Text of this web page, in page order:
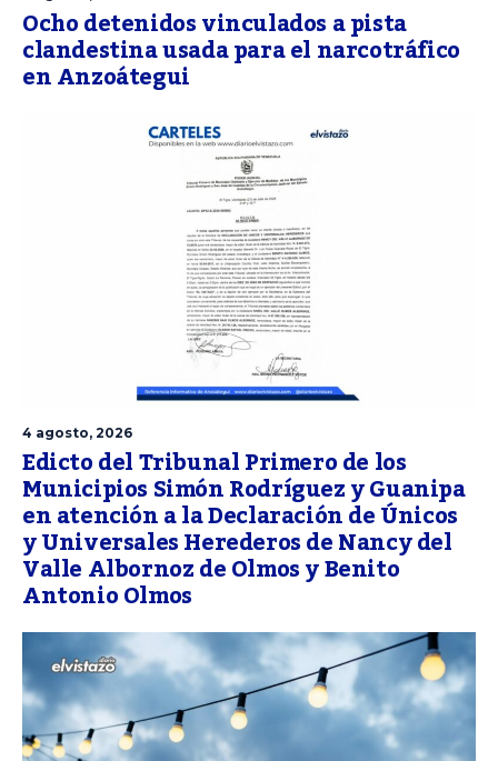
Ocho detenidos vinculados a pista
clandestina usada para el narcotráfico
en Anzoátegui
4 agosto, 2026
Edicto del Tribunal Primero de los
Municipios Simón Rodríguez y Guanipa
en atención a la Declaración de Únicos
y Universales Herederos de Nancy del
Valle Albornoz de Olmos y Benito
Antonio Olmos